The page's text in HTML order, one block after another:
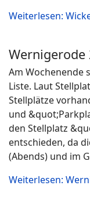
Weiterlesen:
Wernigerode
Am Wochenende
Liste. Laut
Stellplätze
und
den Stellplatz
entschieden, da
(Abends) und im
Weiterlesen: